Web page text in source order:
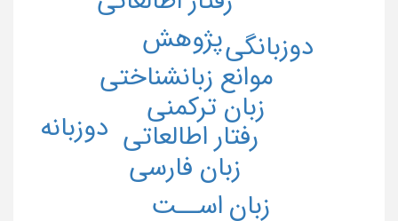
رفتار اطالعاتی
زبان ترکمنی
زبان فارسی
موانع زبانشناختی
اســت
پژوهشدوزبانگی
دوزبانه
زبان